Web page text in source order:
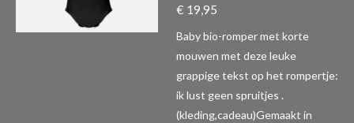
€ 19,95
Baby bio-romper met korte
mouwen met deze leuke
grappige tekst op het rompertje:
ik lust geen spruitjes .
(kleding,cadeau)Gemaakt in